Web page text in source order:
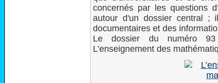
concernés par les questions
autour d'un dossier central ;
documentaires et des
Le dossier du numéro
L’enseignement des